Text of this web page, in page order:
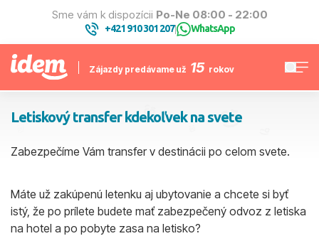
Sme vám k dispozícii Po-Ne 08:00 - 22:00
+421 910 301 207| WhatsApp
Zájazdy predávame už 15 rokov
Letiskový transfer kdekoľvek na svete
Zabezpečíme Vám transfer v destinácii po celom svete.
Máte už zakúpenú letenku aj ubytovanie a chcete si byť
istý, že po prílete budete mať zabezpečený odvoz z letiska
na hotel a po pobyte zasa na letisko?